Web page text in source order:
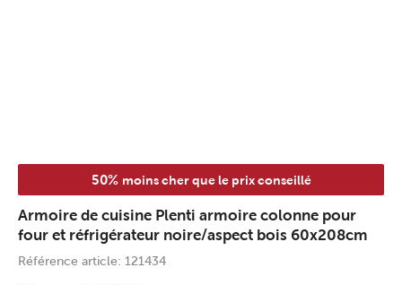
50% moins cher que le prix conseillé
Armoire de cuisine Plenti armoire colonne pour
four et réfrigérateur noire/aspect bois 60x208cm
Référence article: 121434